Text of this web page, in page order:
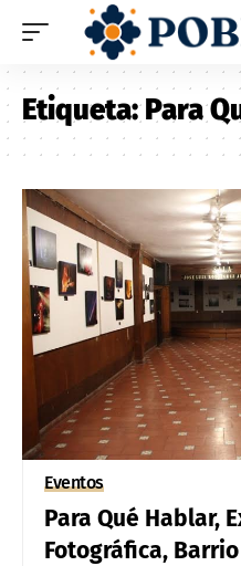
Etiqueta:Para
Eventos
Para Qué Hablar,
Fotográfica,